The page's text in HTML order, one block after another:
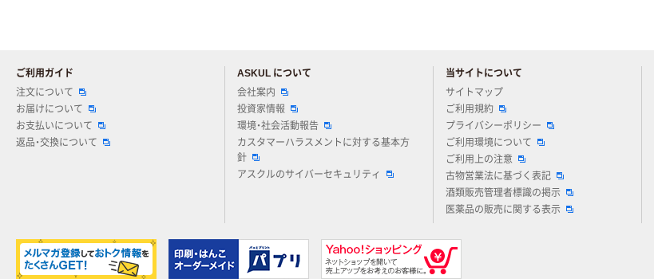
ご利用ガイド
注文について
お届けについて
お支払いについて
返品・交換について
ASKUL について
会社案内
投資家情報
環境・社会活動報告
カスタマーハラスメントに対する基本方
針
アスクルのサイバーセキュリティ
当サイトについて
サイトマップ
ご利用規約
プライバシーポリシー
ご利用環境について
ご利用上の注意
古物営業法に基づく表記
酒類販売管理者標識の掲示
医薬品の販売に関する表示